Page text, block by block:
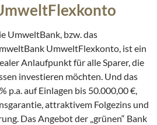
UmweltBank, bzw. das
UmweltFlexkonto, ist ein
Anlaufpunkt für alle Sparer, die
investieren möchten. Und das
p.a. auf Einlagen bis 50.000,00 €,
attraktivem Folgezins und
Das Angebot der „grünen“ Bank